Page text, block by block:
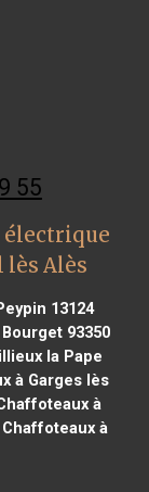
55
Alès
13124
93350
la Pape
à Garges lès
à
à